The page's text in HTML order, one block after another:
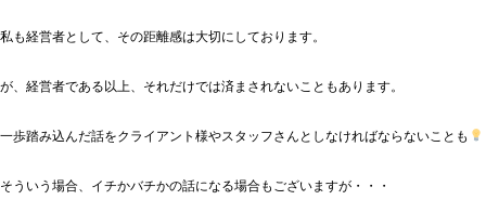
私も経営者として、その距離感は大切にしております。
が、経営者である以上、それだけでは済まされないこともあります。
一歩踏み込んだ話をクライアント様やスタッフさんとしなければならないことも
そういう場合、イチかバチかの話になる場合もございますが・・・